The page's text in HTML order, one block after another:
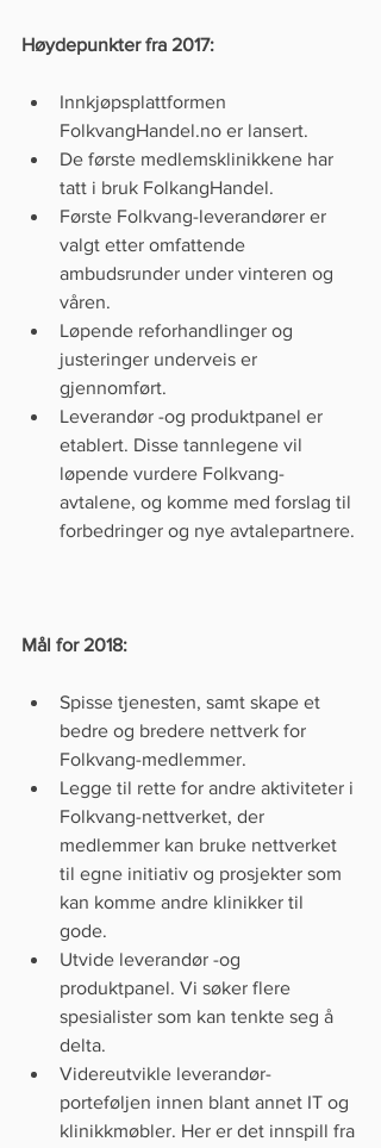
Høydepunkter fra 2017:
Innkjøpsplattformen
FolkvangHandel.no er lansert.
De første medlemsklinikkene har
tatt i bruk FolkangHandel.
Første Folkvang-leverandører er
valgt etter omfattende
ambudsrunder under vinteren og
våren.
Løpende reforhandlinger og
justeringer underveis er
gjennomført.
Leverandør -og produktpanel er
etablert. Disse tannlegene vil
løpende vurdere Folkvang-
avtalene, og komme med forslag til
forbedringer og nye avtalepartnere.
Mål for 2018:
Spisse tjenesten, samt skape et
bedre og bredere nettverk for
Folkvang-medlemmer.
Legge til rette for andre aktiviteter i
Folkvang-nettverket, der
medlemmer kan bruke nettverket
til egne initiativ og prosjekter som
kan komme andre klinikker til
gode.
Utvide leverandør -og
produktpanel. Vi søker flere
spesialister som kan tenkte seg å
delta.
Videreutvikle leverandør-
porteføljen innen blant annet IT og
klinikkmøbler. Her er det innspill fra